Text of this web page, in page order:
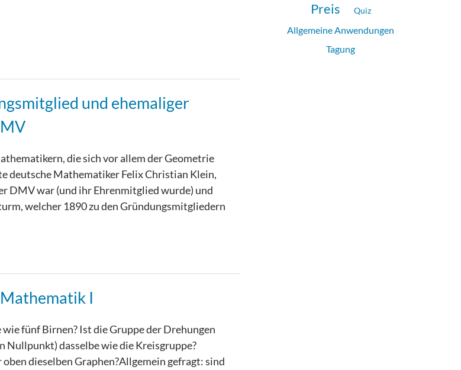
und ehemaliger
die sich vor allem der Geometrie
deutsche Mathematiker Felix Christian Klein,
DMV war (und ihr Ehrenmitglied wurde) und
welcher 1890 zu den Gründungsmitgliedern
I
fünf Birnen? Ist die Gruppe der Drehungen
Nullpunkt) dasselbe wie die Kreisgruppe?
dieselben Graphen?Allgemein gefragt: sind
Preis Quiz
Allgemeine Anwendungen
Tagung